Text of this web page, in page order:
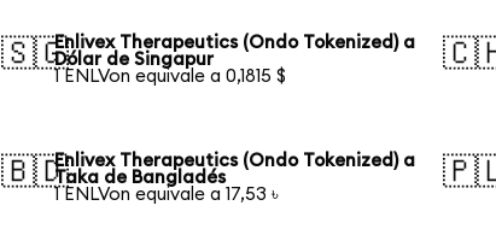
🇸🇬Enlivex Therapeutics (Ondo Tokenized) a
Dólar de Singapur
1 ENLVon equivale a 0,1815 $
🇧🇩Enlivex Therapeutics (Ondo Tokenized) a
Taka de Bangladés
1 ENLVon equivale a 17,53 ৳